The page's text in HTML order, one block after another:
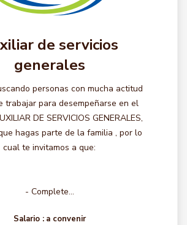
de servicios
generales
personas con mucha actitud
trabajar para desempeñarse en el
DE SERVICIOS GENERALES,
hagas parte de la familia , por lo
cual te invitamos a que:
- Complete...
Salario : a convenir